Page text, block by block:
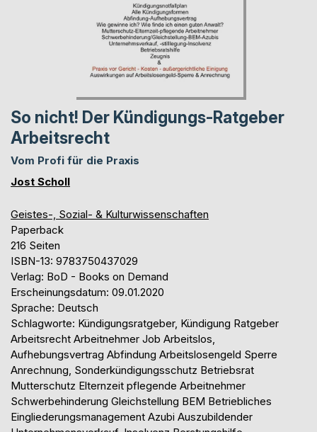
So nicht! Der Kündigungs-Ratgeber
Arbeitsrecht
Vom Profi für die Praxis
Jost Scholl
Geistes-, Sozial- & Kulturwissenschaften
Paperback
216 Seiten
ISBN-13: 9783750437029
Verlag: BoD - Books on Demand
Erscheinungsdatum: 09.01.2020
Sprache: Deutsch
Schlagworte: Kündigungsratgeber, Kündigung Ratgeber
Arbeitsrecht Arbeitnehmer Job Arbeitslos,
Aufhebungsvertrag Abfindung Arbeitslosengeld Sperre
Anrechnung, Sonderkündigungsschutz Betriebsrat
Mutterschutz Elternzeit pflegende Arbeitnehmer
Schwerbehinderung Gleichstellung BEM Betriebliches
Eingliederungsmanagement Azubi Auszubildender